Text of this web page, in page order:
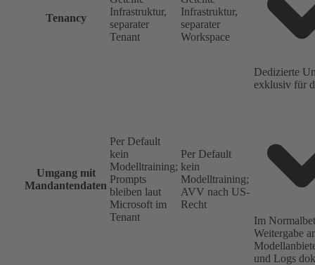
Tenancy
Infrastruktur,
separater
Tenant
Infrastruktur,
separater
Workspace
Dedizierte
exklusiv für
Umgang mit
Mandantendaten
Per Default
kein
Modelltraining;
Prompts
bleiben laut
Microsoft im
Tenant
Per Default
kein
Modelltraining;
AVV nach US-
Recht
Im
Weitergabe
und Logs